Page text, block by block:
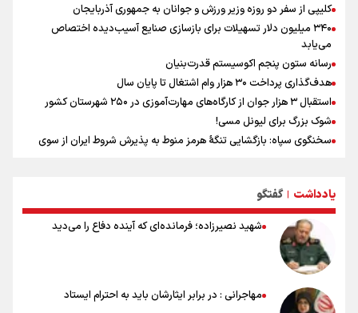
کلیپی از سفر دو روزه وزیر ورزش و جوانان به جمهوری آذربایجان
۳۴۰ میلیون دلار تسهیلات برای بازسازی صنایع آسیب‌دیده اختصاص
می‌یابد
رسانه ستون پنجم اکوسیستم قدرت‌بنیان
هدف‌گذاری پرداخت ۳۰ هزار وام اشتغال تا پایان سال
استقبال ۳ هزار جوان از کارگاه‌های مهارت‌آموزی در ۲۵۰ شهرستان کشور
شوک بزرگ برای لیونل مسی!
سخنگوی سپاه: بازگشایی تنگۀ هرمز منوط به پذیرش شروط ایران از سوی
ورود مواد آلاینده به منابع آب از نگرانی‌های جدی دوران جنگ است/ خطر از
دست رفتن باروری خاک
مروری بر زندگینامه خبرنگار شهید «محمود صارمی»
۱۷ مرداد؛ روز خبرنگار
خانواده شهید لاریجانی: از اظهارات شتاب‌زده درباره چگونگی شهادت اجتناب
کنید
اشک‌های CR7 به قیمت ۲۳ سال تلاش؛ گریه نکن آقای رونالدو
یادداشت | گفتگو
شهید نصیرزاده؛ فرمانده‌ای که آینده دفاع را می‌دید
مهاجرانی : در برابر ایثارشان باید به احترام ایستاد